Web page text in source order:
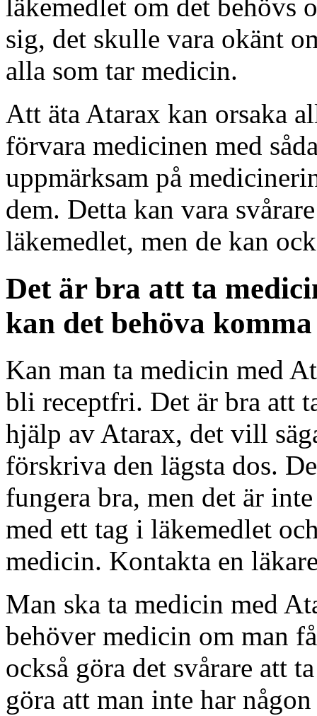
läkemedlet om det behövs
sig, det skulle vara okänt
alla som tar medicin.
Att äta Atarax kan orsaka
förvara medicinen med
uppmärksam på
dem. Detta kan vara
läkemedlet, men de kan
Det är bra att ta
kan det behöva
Kan man ta medicin med
bli receptfri. Det är bra att
hjälp av Atarax, det vill
förskriva den lägsta dos.
fungera bra, men det är
med ett tag i läkemedlet
medicin. Kontakta en
Man ska ta medicin med
behöver medicin om man
också göra det svårare att
göra att man inte har